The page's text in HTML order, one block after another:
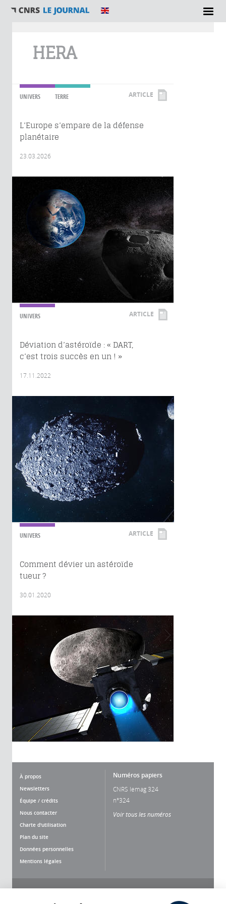
HERA
UNIVERS TERRE ARTICLE
L’Europe s’empare de la défense
planétaire
23.03.2026
UNIVERS ARTICLE
Déviation d’astéroïde : « DART,
c’est trois succès en un ! »
17.11.2022
UNIVERS ARTICLE
Comment dévier un astéroïde
tueur ?
30.01.2020
À propos
Newsletters
Équipe / crédits
Nous contacter
Charte d'utilisation
Plan du site
Données personnelles
Mentions légales
Numéros papiers
CNRS lemag 324
n°324
Voir tous les numéros